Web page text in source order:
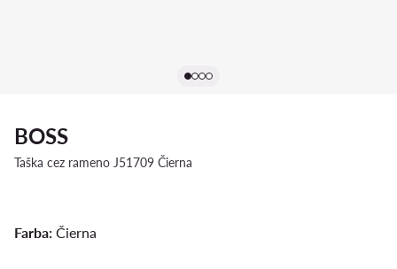
BOSS
Taška cez rameno J51709 Čierna
Farba: Čierna